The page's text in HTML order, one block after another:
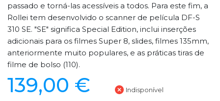
passado e torná-las acessíveis a todos. Para este fim, a
Rollei tem desenvolvido o scanner de película DF-S
310 SE. "SE" significa Special Edition, inclui inserções
adicionais para os filmes Super 8, slides, filmes 135mm,
anteriormente muito populares, e as práticas tiras de
filme de bolso (110).
139,00 € Indisponível